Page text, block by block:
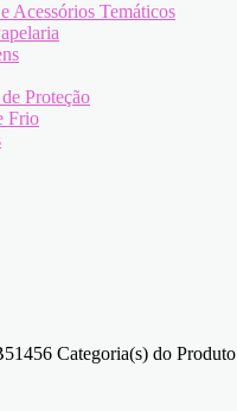
Acessórios Temáticos
Proteção
Frio
Categoria(s) do Produto